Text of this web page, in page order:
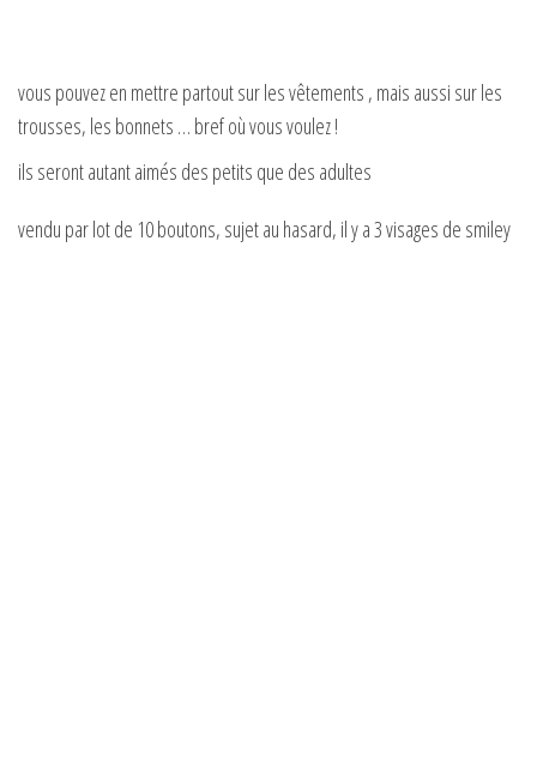
vous pouvez en mettre partout sur les vêtements , mais aussi sur les
trousses, les bonnets … bref où vous voulez !
ils seront autant aimés des petits que des adultes
vendu par lot de 10 boutons, sujet au hasard, il y a 3 visages de smiley